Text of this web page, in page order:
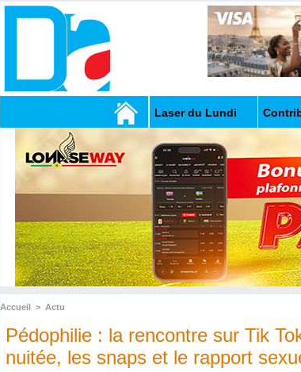
Laser du Lundi
Accueil > Actu
Pédophilie : la rencontre sur Tik
nuitée, les snaps et le rapport